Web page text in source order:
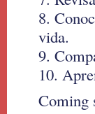
8.
vida.
9.
10.
Coming